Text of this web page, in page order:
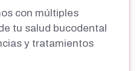
con múltiples
tu salud bucodental
y tratamientos